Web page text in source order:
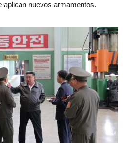
aplican nuevos armamentos.